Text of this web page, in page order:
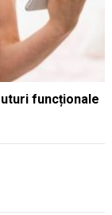
funcționale